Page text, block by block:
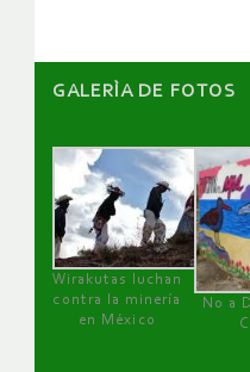
GALERÌA DE FOTOS
Wirakutas luchan
contra la minería
en México
No a